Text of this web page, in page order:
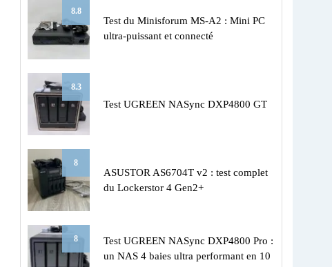
8.8
Test du Minisforum MS-A2 : Mini PC
ultra-puissant et connecté
8.3
Test UGREEN NASync DXP4800 GT
8
ASUSTOR AS6704T v2 : test complet
du Lockerstor 4 Gen2+
8
Test UGREEN NASync DXP4800 Pro :
un NAS 4 baies ultra performant en 10